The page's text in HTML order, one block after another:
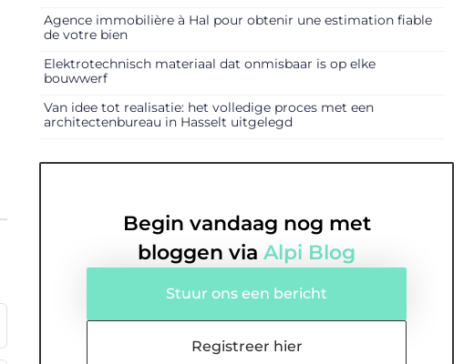
Agence immobilière à Hal pour obtenir une estimation fiable
de votre bien
Elektrotechnisch materiaal dat onmisbaar is op elke
bouwwerf
Van idee tot realisatie: het volledige proces met een
architectenbureau in Hasselt uitgelegd
Begin vandaag nog met
bloggen via Alpi Blog
Stuur ons een bericht
Registreer hier